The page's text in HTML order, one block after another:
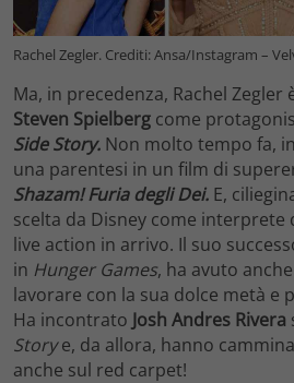
Rachel Zegler. Crediti: Ansa/Instagram –
Ma, in precedenza, Rachel Zegler
Steven Spielberg come
Side Story. Non molto tempo fa,
una parentesi in un film di
Shazam! Furia degli Dei. E,
scelta da Disney come interprete
live action in arrivo. Il suo
in Hunger Games, ha avuto
lavorare con la sua dolce metà e
Ha incontrato Josh Andres Rivera
Storye, da allora, hanno
anche sul red carpet!